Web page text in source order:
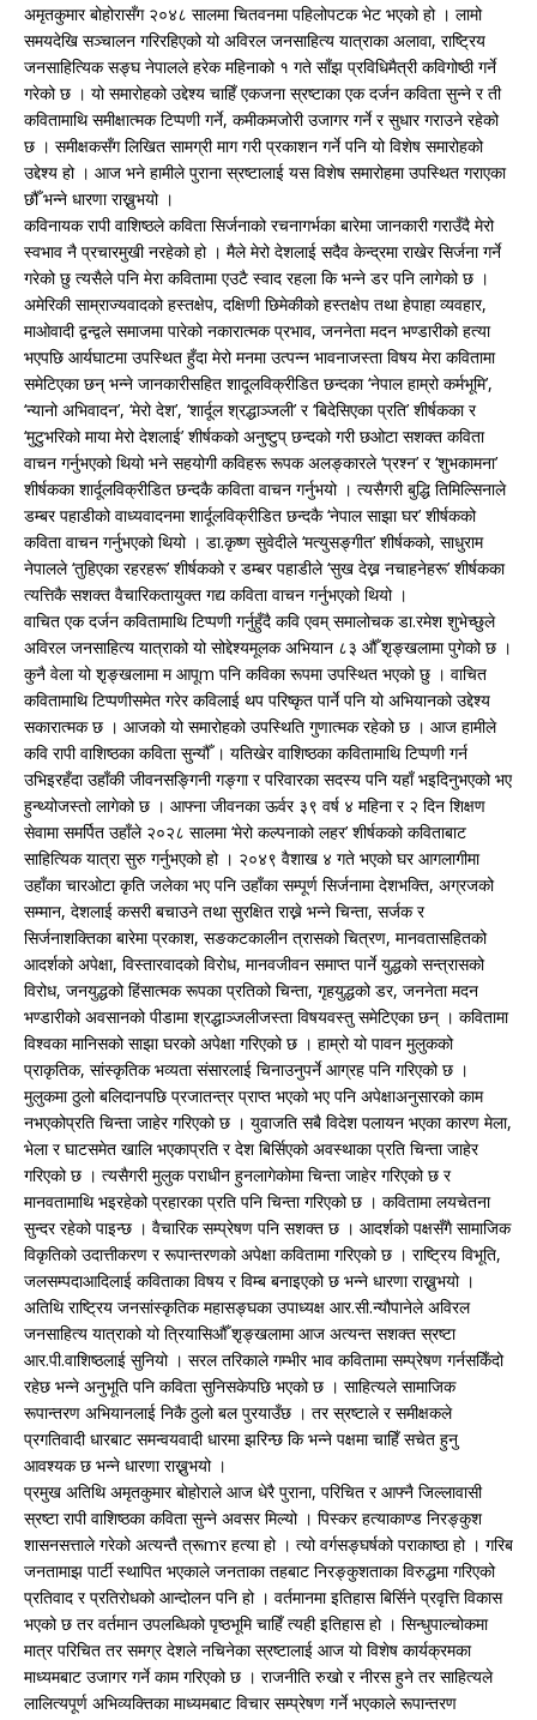
अमृतकुमार बोहोरासँग २०४८ सालमा चितवनमा पहिलोपटक भेट भएको हो । लामो
समयदेखि सञ्चालन गरिरहिएको यो अविरल जनसाहित्य यात्राका अलावा, राष्ट्रिय
जनसाहित्यिक सङ्घ नेपालले हरेक महिनाको १ गते साँझ प्रविधिमैत्री कविगोष्ठी गर्ने
गरेको छ । यो समारोहको उद्देश्य चाहिँ एकजना स्रष्टाका एक दर्जन कविता सुन्ने र ती
कवितामाथि समीक्षात्मक टिप्पणी गर्ने, कमीकमजोरी उजागर गर्ने र सुधार गराउने रहेको
छ । समीक्षकसँग लिखित सामग्री माग गरी प्रकाशन गर्ने पनि यो विशेष समारोहको
उद्देश्य हो । आज भने हामीले पुराना स्रष्टालाई यस विशेष समारोहमा उपस्थित गराएका
छौँ भन्ने धारणा राख्नुभयो ।
कविनायक रापी वाशिष्ठले कविता सिर्जनाको रचनागर्भका बारेमा जानकारी गराउँदै मेरो
स्वभाव नै प्रचारमुखी नरहेको हो । मैले मेरो देशलाई सदैव केन्द्रमा राखेर सिर्जना गर्ने
गरेको छु त्यसैले पनि मेरा कवितामा एउटै स्वाद रहला कि भन्ने डर पनि लागेको छ ।
अमेरिकी साम्राज्यवादको हस्तक्षेप, दक्षिणी छिमेकीको हस्तक्षेप तथा हेपाहा व्यवहार,
माओवादी द्वन्द्वले समाजमा पारेको नकारात्मक प्रभाव, जननेता मदन भण्डारीको हत्या
भएपछि आर्यघाटमा उपस्थित हुँदा मेरो मनमा उत्पन्न भावनाजस्ता विषय मेरा कवितामा
समेटिएका छन् भन्ने जानकारीसहित शादूलविक्रीडित छन्दका ‘नेपाल हाम्रो कर्मभूमि’,
‘न्यानो अभिवादन’, ‘मेरो देश’, ‘शार्दूल श्रद्धाञ्जली’ र ‘बिदेसिएका प्रति’ शीर्षकका र
‘मुटुभरिको माया मेरो देशलाई’ शीर्षकको अनुष्टुप् छन्दको गरी छओटा सशक्त कविता
वाचन गर्नुभएको थियो भने सहयोगी कविहरू रूपक अलङ्कारले ‘प्रश्न’ र ‘शुभकामना’
शीर्षकका शार्दूलविक्रीडित छन्दकै कविता वाचन गर्नुभयो । त्यसैगरी बुद्धि तिमिल्सिनाले
डम्बर पहाडीको वाध्यवादनमा शार्दूलविक्रीडित छन्दकै ‘नेपाल साझा घर’ शीर्षकको
कविता वाचन गर्नुभएको थियो । डा.कृष्ण सुवेदीले ‘मत्युसङ्गीत’ शीर्षकको, साधुराम
नेपालले ‘तुहिएका रहरहरू’ शीर्षकको र डम्बर पहाडीले ‘सुख देख्न नचाहनेहरू’ शीर्षकका
त्यत्तिकै सशक्त वैचारिकतायुक्त गद्य कविता वाचन गर्नुभएको थियो ।
वाचित एक दर्जन कवितामाथि टिप्पणी गर्नुहुँदै कवि एवम् समालोचक डा.रमेश शुभेच्छुले
अविरल जनसाहित्य यात्राको यो सोद्देश्यमूलक अभियान ८३ औँ शृङ्खलामा पुगेको छ ।
कुनै वेला यो शृङ्खलामा म आपूm पनि कविका रूपमा उपस्थित भएको छु । वाचित
कवितामाथि टिप्पणीसमेत गरेर कविलाई थप परिष्कृत पार्ने पनि यो अभियानको उद्देश्य
सकारात्मक छ । आजको यो समारोहको उपस्थिति गुणात्मक रहेको छ । आज हामीले
कवि रापी वाशिष्ठका कविता सुन्यौँ । यतिखेर वाशिष्ठका कवितामाथि टिप्पणी गर्न
उभिइरहँदा उहाँकी जीवनसङ्गिनी गङ्गा र परिवारका सदस्य पनि यहाँ भइदिनुभएको भए
हुन्थ्योजस्तो लागेको छ । आफ्ना जीवनका ऊर्वर ३९ वर्ष ४ महिना र २ दिन शिक्षण
सेवामा समर्पित उहाँले २०२८ सालमा ‘मेरो कल्पनाको लहर’ शीर्षकको कविताबाट
साहित्यिक यात्रा सुरु गर्नुभएको हो । २०४९ वैशाख ४ गते भएको घर आगलागीमा
उहाँका चारओटा कृति जलेका भए पनि उहाँका सम्पूर्ण सिर्जनामा देशभक्ति, अग्रजको
सम्मान, देशलाई कसरी बचाउने तथा सुरक्षित राख्ने भन्ने चिन्ता, सर्जक र
सिर्जनाशक्तिका बारेमा प्रकाश, सङकटकालीन त्रासको चित्रण, मानवतासहितको
आदर्शको अपेक्षा, विस्तारवादको विरोध, मानवजीवन समाप्त पार्ने युद्धको सन्त्रासको
विरोध, जनयुद्धको हिंसात्मक रूपका प्रतिको चिन्ता, गृहयुद्धको डर, जननेता मदन
भण्डारीको अवसानको पीडामा श्रद्धाञ्जलीजस्ता विषयवस्तु समेटिएका छन् । कवितामा
विश्वका मानिसको साझा घरको अपेक्षा गरिएको छ । हाम्रो यो पावन मुलुकको
प्राकृतिक, सांस्कृतिक भव्यता संसारलाई चिनाउनुपर्ने आग्रह पनि गरिएको छ ।
मुलुकमा ठुलो बलिदानपछि प्रजातन्त्र प्राप्त भएको भए पनि अपेक्षाअनुसारको काम
नभएकोप्रति चिन्ता जाहेर गरिएको छ । युवाजति सबै विदेश पलायन भएका कारण मेला,
भेला र घाटसमेत खालि भएकाप्रति र देश बिर्सिएको अवस्थाका प्रति चिन्ता जाहेर
गरिएको छ । त्यसैगरी मुलुक पराधीन हुनलागेकोमा चिन्ता जाहेर गरिएको छ र
मानवतामाथि भइरहेको प्रहारका प्रति पनि चिन्ता गरिएको छ । कवितामा लयचेतना
सुन्दर रहेको पाइन्छ । वैचारिक सम्प्रेषण पनि सशक्त छ । आदर्शको पक्षसँगै सामाजिक
विकृतिको उदात्तीकरण र रूपान्तरणको अपेक्षा कवितामा गरिएको छ । राष्ट्रिय विभूति,
जलसम्पदाआदिलाई कविताका विषय र विम्ब बनाइएको छ भन्ने धारणा राख्नुभयो ।
अतिथि राष्ट्रिय जनसांस्कृतिक महासङ्घका उपाध्यक्ष आर.सी.न्यौपानेले अविरल
जनसाहित्य यात्राको यो त्रियासिऔँ शृङ्खलामा आज अत्यन्त सशक्त स्रष्टा
आर.पी.वाशिष्ठलाई सुनियो । सरल तरिकाले गम्भीर भाव कवितामा सम्प्रेषण गर्नसकिँदो
रहेछ भन्ने अनुभूति पनि कविता सुनिसकेपछि भएको छ । साहित्यले सामाजिक
रूपान्तरण अभियानलाई निकै ठुलो बल पुरयाउँछ । तर स्रष्टाले र समीक्षकले
प्रगतिवादी धारबाट समन्वयवादी धारमा झरिन्छ कि भन्ने पक्षमा चाहिँ सचेत हुनु
आवश्यक छ भन्ने धारणा राख्नुभयो ।
प्रमुख अतिथि अमृतकुमार बोहोराले आज धेरै पुराना, परिचित र आफ्नै जिल्लावासी
स्रष्टा रापी वाशिष्ठका कविता सुन्ने अवसर मिल्यो । पिस्कर हत्याकाण्ड निरङ्कुश
शासनसत्ताले गरेको अत्यन्तै त्रूmर हत्या हो । त्यो वर्गसङ्घर्षको पराकाष्ठा हो । गरिब
जनतामाझ पार्टी स्थापित भएकाले जनताका तहबाट निरङ्कुशताका विरुद्धमा गरिएको
प्रतिवाद र प्रतिरोधको आन्दोलन पनि हो । वर्तमानमा इतिहास बिर्सिने प्रवृत्ति विकास
भएको छ तर वर्तमान उपलब्धिको पृष्ठभूमि चाहिँ त्यही इतिहास हो । सिन्धुपाल्चोकमा
मात्र परिचित तर समग्र देशले नचिनेका स्रष्टालाई आज यो विशेष कार्यक्रमका
माध्यमबाट उजागर गर्ने काम गरिएको छ । राजनीति रुखो र नीरस हुने तर साहित्यले
लालित्यपूर्ण अभिव्यक्तिका माध्यमबाट विचार सम्प्रेषण गर्ने भएकाले रूपान्तरण